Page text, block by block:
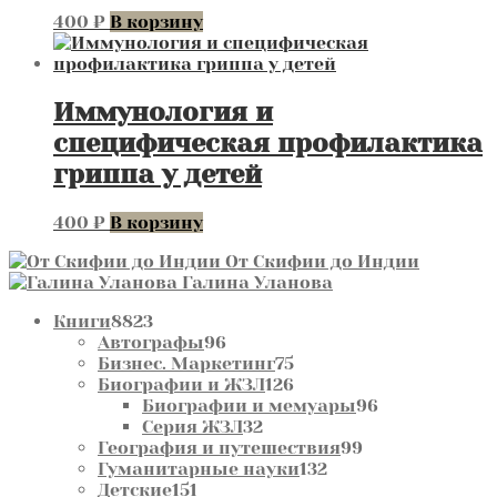
400 ₽ В корзину
Иммунология и
специфическая профилактика
гриппа у детей
400 ₽ В корзину
От Скифии до Индии
Галина Уланова
Книги88238823
товара
Автографы9696
товаров
Бизнес. Маркетинг7575
товаров
Биографии и ЖЗЛ126126
товаров
Биографии и мемуары9696
Серия ЖЗЛ3232
товара
География и путешествия99
Гуманитарные науки132132
Детские151